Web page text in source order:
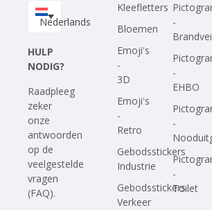
Nederlands
HULP
NODIG?
Raadpleeg
zeker
onze
antwoorden
op de
veelgestelde
vragen
(FAQ).
Kleefletters
Bloemen
Emoji's
-
3D
Emoji's
-
Retro
Gebodsstickers
Industrie
Gebodsstickers
Verkeer
-
-
EHBO
-
-
Toilet